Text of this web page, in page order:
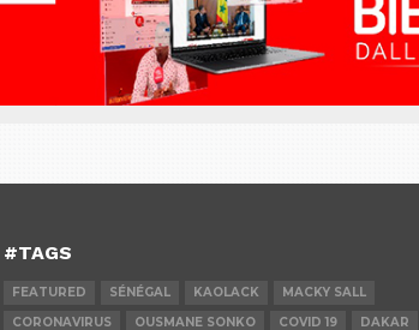
#TAGS
FEATURED SÉNÉGAL KAOLACK
MACKY SALL
CORONAVIRUS
OUSMANE SONKO COVID 19 DAKAR